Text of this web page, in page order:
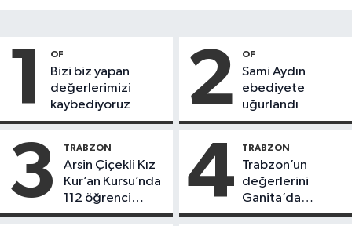
1 OF
Bizi biz yapan
değerlerimizi
kaybediyoruz
2 OF
Sami Aydın
ebediyete
uğurlandı
3 TRABZON
Arsin Çiçekli Kız
Kur’an Kursu’nda
112 öğrenci
icazet aldı
4 TRABZON
Trabzon’un
değerlerini
Ganita’da
yaşatıyoruz